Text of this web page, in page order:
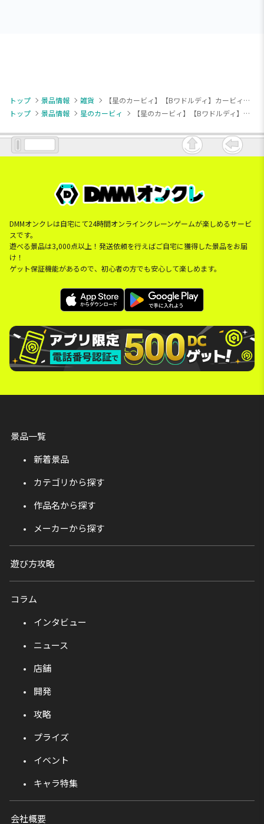
トップ 景品情報 雑貨
【星のカービィ】【Bワドルディ】カービィ・ハッピーモーニング ぬいぐるみバニティポーチ
トップ
景品情報 星のカービィ 【星のカービィ】【Bワドルディ】カービィ・ハッピーモーニング ぬいぐるみバニティポーチ
DMMオンクレは自宅にて24時間オンラインクレーンゲームが楽しめるサービ
スです。
遊べる景品は3,000点以上！発送依頼を行えばご自宅に獲得した景品をお届
け！
ゲット保証機能があるので、初心者の方でも安心して楽しめます。
景品一覧
新着景品
カテゴリから探す
作品名から探す
メーカーから探す
遊び方攻略
コラム
インタビュー
ニュース
店舗
開発
攻略
プライズ
イベント
キャラ特集
会社概要